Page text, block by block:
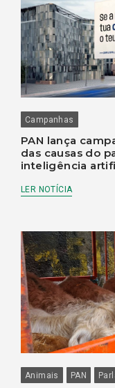
Campanhas
PAN lança
das causas do
inteligência
LER NOTÍCIA
Animais PAN